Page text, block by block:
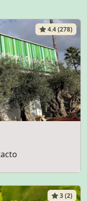
4.4 (278)
3 (2)